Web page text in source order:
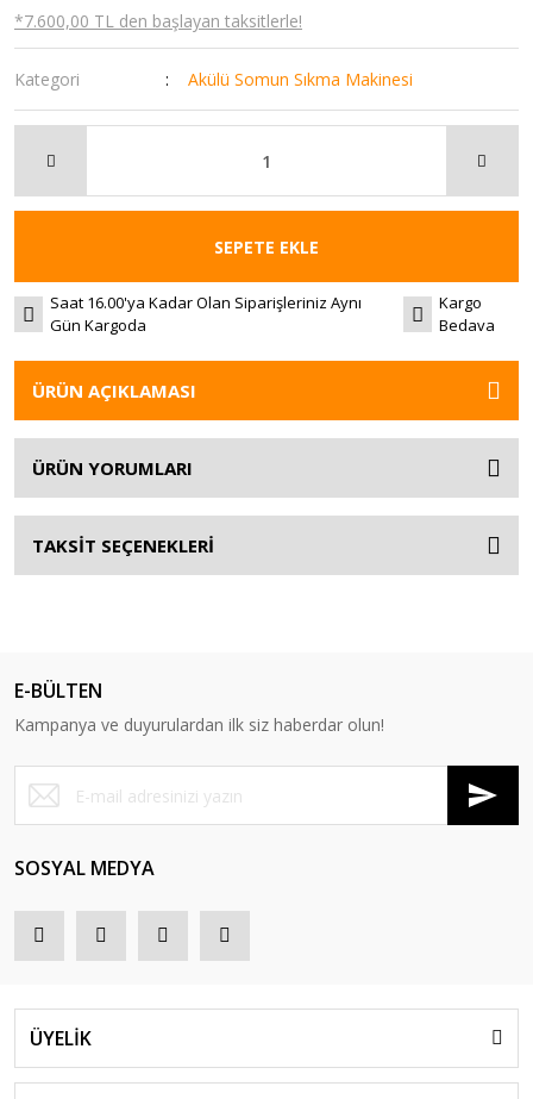
*7.600,00 TL den başlayan taksitlerle!
Kategori Akülü Somun Sıkma Makinesi
SEPETE EKLE
Saat 16.00'ya Kadar Olan Siparişleriniz Aynı
Gün Kargoda
Kargo
Bedava
ÜRÜN AÇIKLAMASI
ÜRÜN YORUMLARI
TAKSİT SEÇENEKLERİ
E-BÜLTEN
Kampanya ve duyurulardan ilk siz haberdar olun!
SOSYAL MEDYA
ÜYELİK